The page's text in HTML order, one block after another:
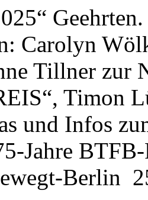
Carolyn
Tillner zur
Timon
und Infos
Jahre
Berlin